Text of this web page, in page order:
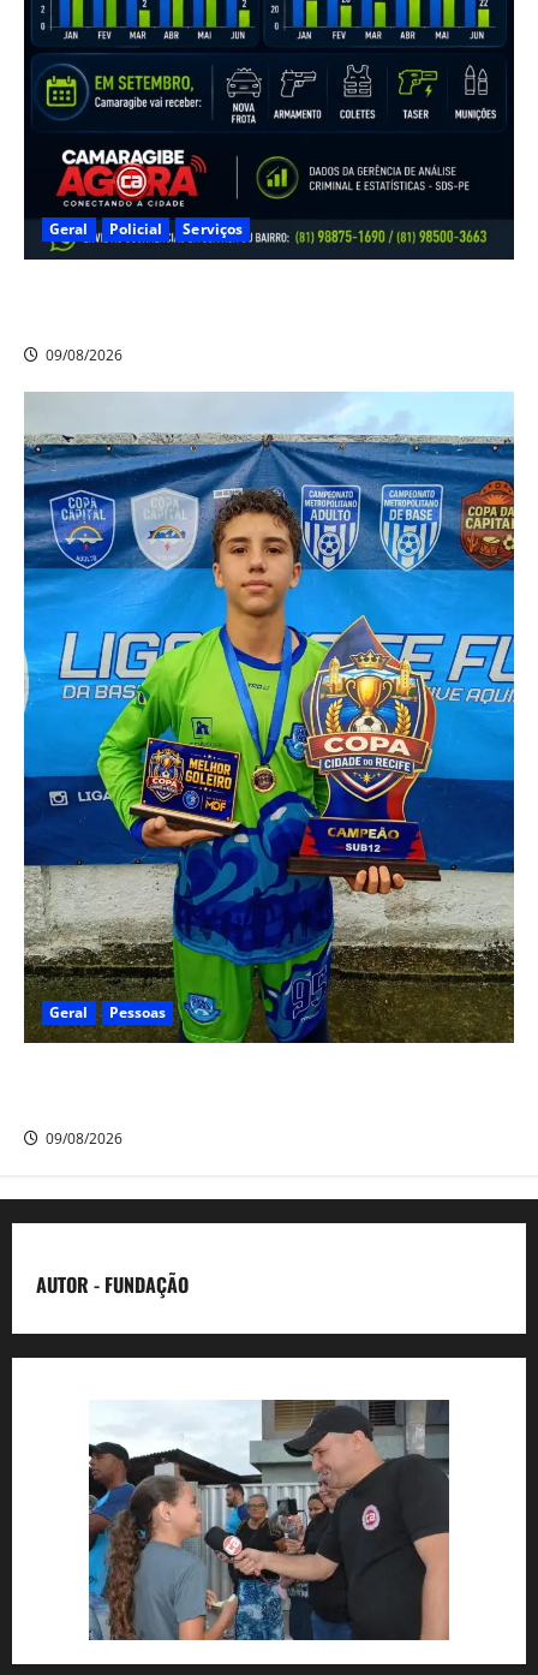
Geral Policial Serviços
09/08/2026
Geral Pessoas
09/08/2026
AUTOR - FUNDAÇÃO